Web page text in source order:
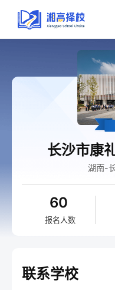
长沙市康
湖南-
60
报名人数
联系学校